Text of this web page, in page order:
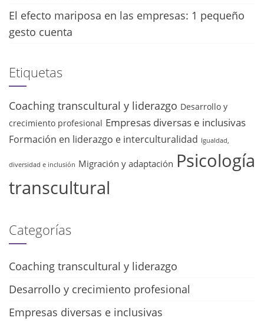
El efecto mariposa en las empresas: 1 pequeño
gesto cuenta
Etiquetas
Coaching transcultural y liderazgo Desarrollo y
crecimiento profesional Empresas diversas e inclusivas
Formación en liderazgo e interculturalidad Igualdad,
diversidad e inclusión Migración y adaptación Psicología
transcultural
Categorías
Coaching transcultural y liderazgo
Desarrollo y crecimiento profesional
Empresas diversas e inclusivas